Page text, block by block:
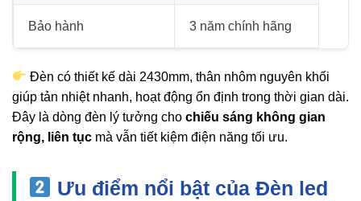
Bảo hành 3 năm chính hãng
Đèn có thiết kế dài 2430mm, thân nhôm nguyên khối
giúp tản nhiệt nhanh, hoạt động ổn định trong thời gian dài.
Đây là dòng đèn lý tưởng cho chiếu sáng không gian
rộng, liên tục mà vẫn tiết kiệm điện năng tối ưu.
Ưu điểm nổi bật của Đèn led